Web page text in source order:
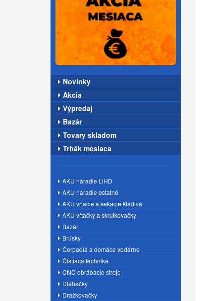
Novinky
Akcia
Výpredaj
Bazár
Tovary skladom
Trhák mesiaca
AKU náradie LiHD
AKU náradie ostatné
AKU vrtacie a sekacie kladivá
AKU vŕtačky a skrutkovačky
Bazár
Brúsky
Čerpadlá a domáce vodárne
Čistiaca technika
CNC obrábacie stroje
Dlabačky
Drážkovačky